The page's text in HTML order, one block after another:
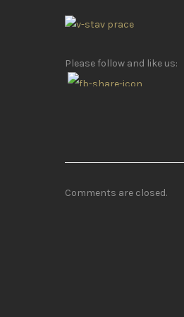
Please follow and like us:
Comments are closed.